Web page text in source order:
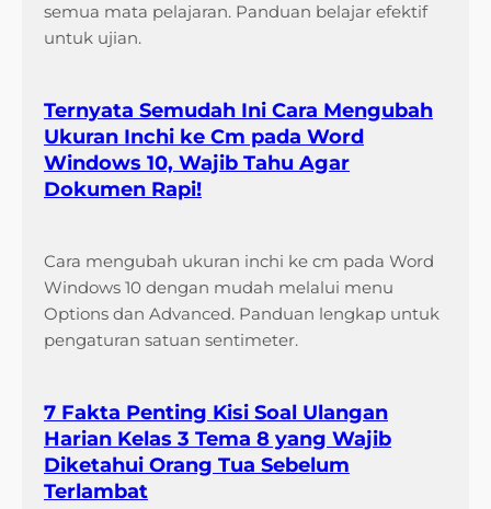
semua mata pelajaran. Panduan belajar efektif
untuk ujian.
Ternyata Semudah Ini Cara Mengubah
Ukuran Inchi ke Cm pada Word
Windows 10, Wajib Tahu Agar
Dokumen Rapi!
Cara mengubah ukuran inchi ke cm pada Word
Windows 10 dengan mudah melalui menu
Options dan Advanced. Panduan lengkap untuk
pengaturan satuan sentimeter.
7 Fakta Penting Kisi Soal Ulangan
Harian Kelas 3 Tema 8 yang Wajib
Diketahui Orang Tua Sebelum
Terlambat